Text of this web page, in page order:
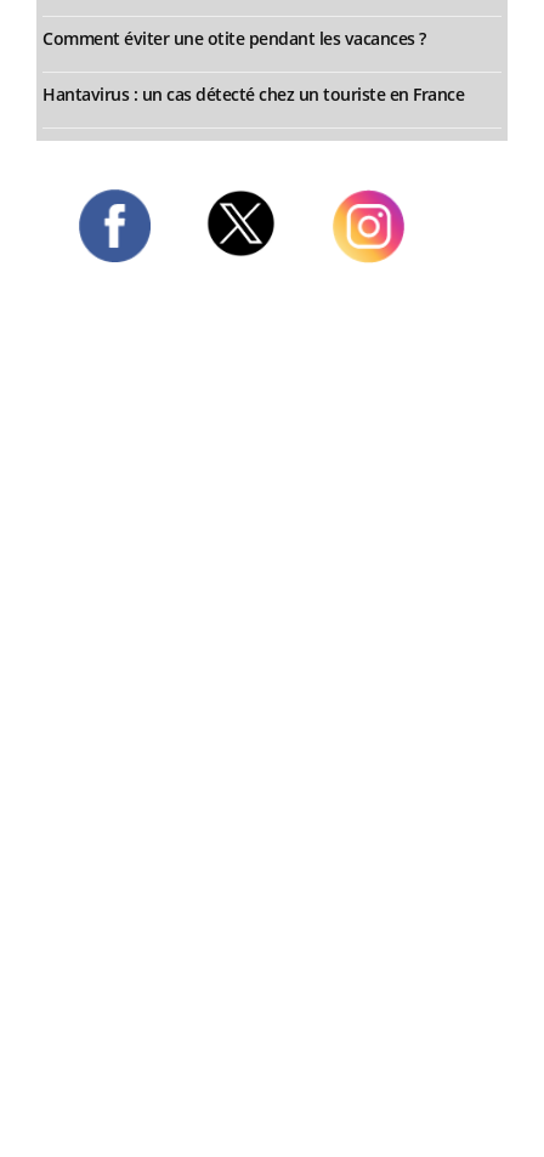
Comment éviter une otite pendant les vacances ?
Hantavirus : un cas détecté chez un touriste en France